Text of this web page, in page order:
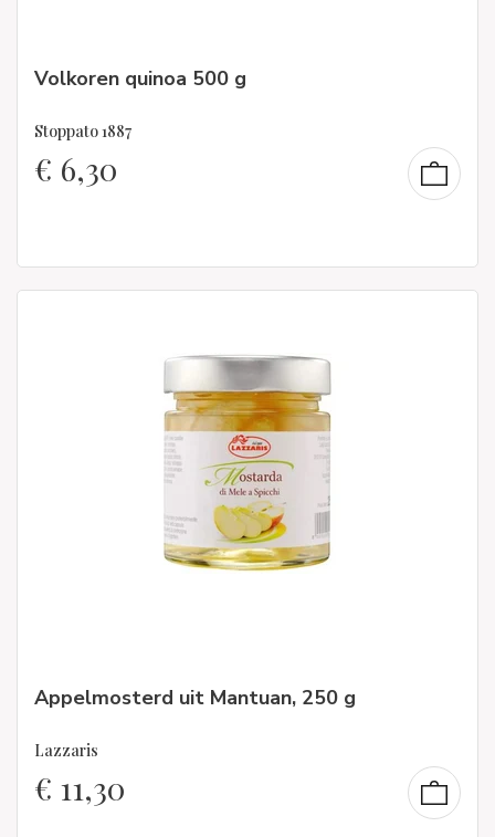
Volkoren quinoa 500 g
Stoppato 1887
€ 6,30
Appelmosterd uit Mantuan, 250 g
Lazzaris
€ 11,30